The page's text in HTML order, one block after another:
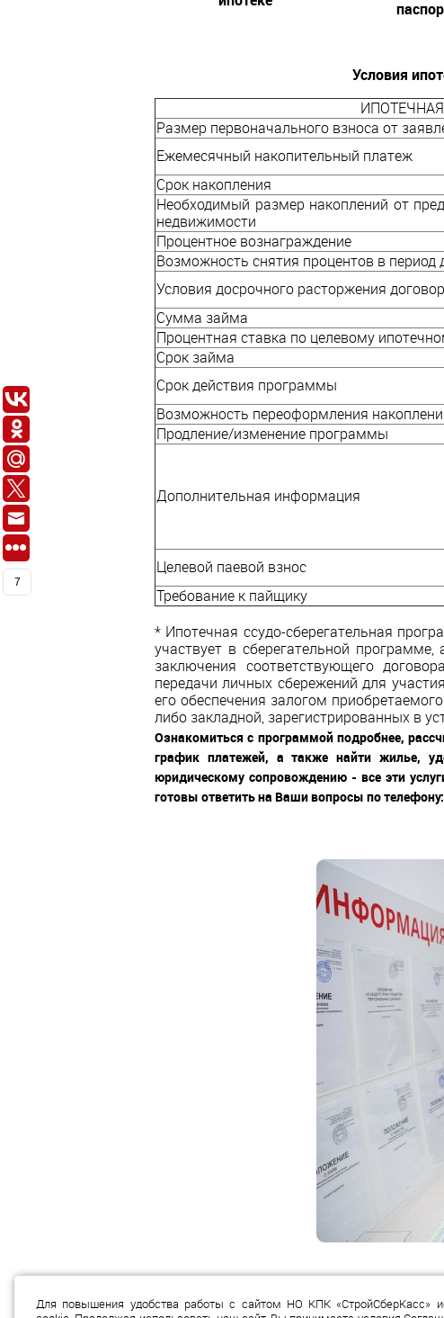
7
Условия
Размер первоначального взноса от
Ежемесячный накопительный платеж
Срок накопления
Необходимый размер накоплений от
недвижимости
Процентное вознаграждение
Возможность снятия процентов в период
Условия досрочного расторжения
Сумма займа
Процентная ставка по целевому
Срок займа
Срок действия программы
Возможность переоформления
Продление/изменение программы
Дополнительная информация
Целевой паевой взнос
Требование к пайщику
* Ипотечная ссудо-сберегательная
участвует в сберегательной
заключения соответствующего
передачи личных сбережений для
его обеспечения залогом
либо закладной, зарегистрированных в
Ознакомиться с программой подробнее,
график платежей, а также найти жилье,
юридическому сопровождению - все эти
готовы ответить на Ваши вопросы по телефону:
Полную информацию можно получить в
НО КПК «СтройСберКасс» имеет
Для повышения удобства работы с сайтом НО КПК «СтройСберКасс»